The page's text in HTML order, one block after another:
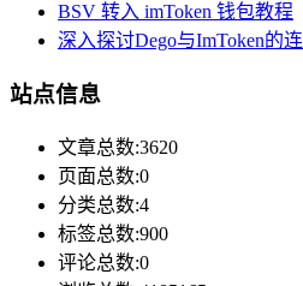
BSV 转入 imToken 钱包教程
深入探讨Dego与ImToken的
站点信息
文章总数:3620
页面总数:0
分类总数:4
标签总数:900
评论总数:0